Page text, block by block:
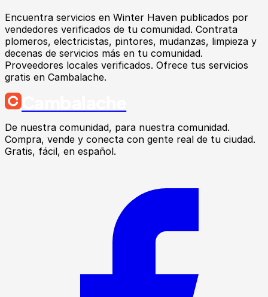
Encuentra servicios en Winter Haven publicados por
vendedores verificados de tu comunidad. Contrata
plomeros, electricistas, pintores, mudanzas, limpieza y
decenas de servicios más en tu comunidad.
Proveedores locales verificados. Ofrece tus servicios
gratis en Cambalache.
De nuestra comunidad, para nuestra comunidad.
Compra, vende y conecta con gente real de tu ciudad.
Gratis, fácil, en español.